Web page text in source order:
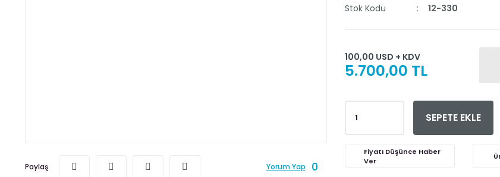
Paylaş Yorum Yap 0
Stok Kodu
12-330
100,00 USD + KDV
5.700,00 TL
SEPETE EKLE
Fiyatı Düşünce Haber
Ver